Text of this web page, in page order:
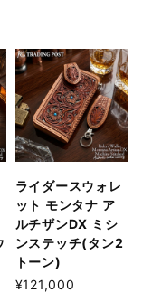
ライダースウォレ
ット モンタナ ア
ルチザンDX ミシ
ンステッチ(タン2
トーン)
¥121,000